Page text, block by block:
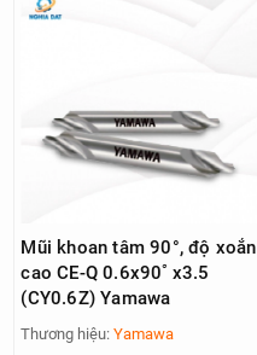
Mũi khoan tâm 90°, độ xoắn
cao CE-Q 0.6x90ﾟx3.5
(CY0.6Z) Yamawa
Thương hiệu:Yamawa